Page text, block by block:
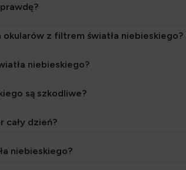
z filtrem światła niebieskiego?
niebieskiego?
są szkodliwe?
cały dzień?
niebieskiego?